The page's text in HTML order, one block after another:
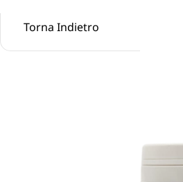
Torna Indietro